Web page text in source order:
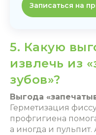
Записаться на
5. Какую
извлечь из
зубов»?
Выгода
Герметизация
профгигиена
а иногда и пульпит.